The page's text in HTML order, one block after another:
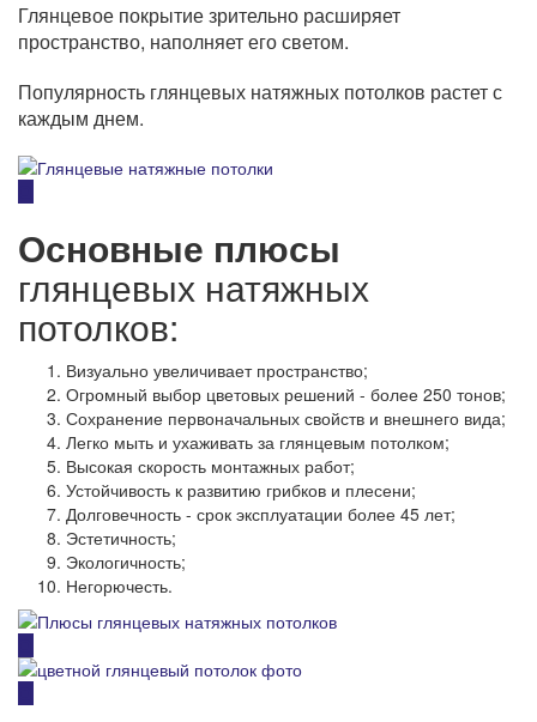
Глянцевое покрытие зрительно расширяет
пространство, наполняет его светом.
Популярность глянцевых натяжных потолков растет с
каждым днем.
Основные плюсы
глянцевых натяжных
потолков:
Визуально увеличивает пространство;
Огромный выбор цветовых решений - более 250 тонов;
Сохранение первоначальных свойств и внешнего вида;
Легко мыть и ухаживать за глянцевым потолком;
Высокая скорость монтажных работ;
Устойчивость к развитию грибков и плесени;
Долговечность - срок эксплуатации более 45 лет;
Эстетичность;
Экологичность;
Негорючесть.